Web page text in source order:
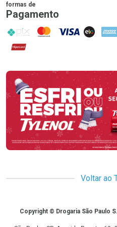
formas de
Pagamento
PIX MasterCard
VISA ELO
Hipercard
Promoção em
Voltar ao
CopyrightCopyright © Drogaria São Paulo